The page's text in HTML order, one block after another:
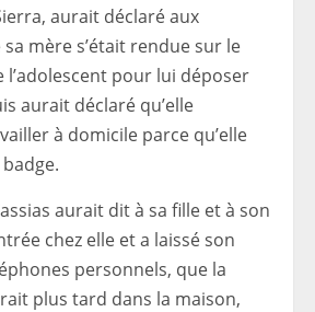
aurait déclaré aux
mère s’était rendue sur le
l’adolescent pour lui déposer
aurait déclaré qu’elle
à domicile parce qu’elle
aurait dit à sa fille et à son
chez elle et a laissé son
personnels, que la
plus tard dans la maison,